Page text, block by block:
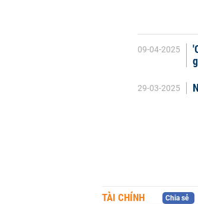
09-04-2025
29-03-2025
TÀI CHÍNH Chia sẻ